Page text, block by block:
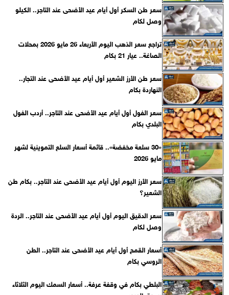
سعر طن السكر أول أيام عيد الأضحى عند التاجر.. الكيلو
وصل لكام
تراجع سعر الذهب اليوم الأربعاء 26 مايو 2026 بمحلات
الصاغة.. عيار 21 بكام
سعر طن الأرز الشعير أول أيام عيد الأضحى عند التجار..
النهاردة بكام
سعر الفول أول أيام عيد الأضحى عند التاجر.. أردب الفول
البلدي بكام
«30 سلعة مخفضة».. قائمة أسعار السلع التموينية لشهر
مايو 2026
سعر الأرز اليوم أول أيام عيد الأضحى عند التاجر.. بكام طن
الشعير؟
سعر الدقيق اليوم أول أيام عيد الأضحى عند التاجر.. الردة
وصل لكام
أسعار القمح أول أيام عيد الأضحى عند التاجر.. الطن
الروسي بكام
البلطي بكام في وقفة عرفة.. أسعار السمك اليوم الثلاثاء